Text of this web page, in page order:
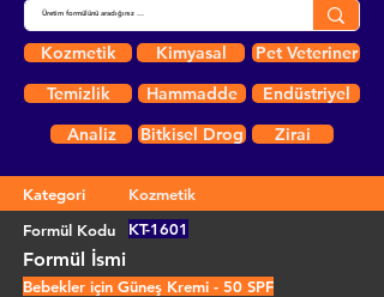
Kozmetik Kimyasal
Pet Veteriner
Temizlik
Hammadde
Endüstriyel
Analiz
Bitkisel Drog Zirai
Kategori
Kozmetik
Formül Kodu
KT-1601
Formül İsmi
Bebekler için Güneş Kremi - 50 SPF